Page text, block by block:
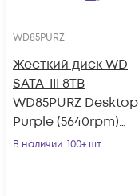
WD85PURZ
Жесткий диск WD
SATA-III 8TB
WD85PURZ Desktop
Purple (5640rpm)
256Mb 3.5"
В наличии: 100+ шт